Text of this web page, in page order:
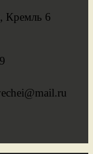
Кремль 6